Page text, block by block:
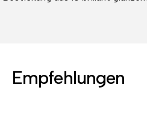
Empfehlungen